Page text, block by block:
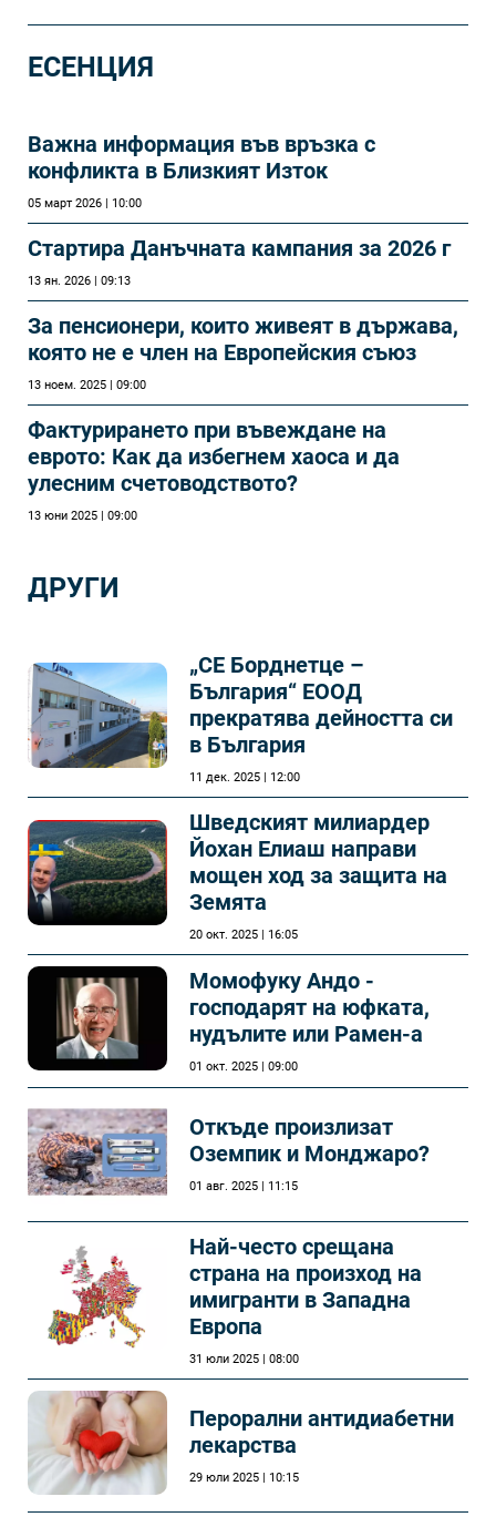
ЕСЕНЦИЯ
Важна информация във връзка с
конфликта в Близкият Изток
05 март 2026 | 10:00
Стартира Данъчната кампания за 2026 г
13 ян. 2026 | 09:13
За пенсионери, които живеят в държава,
която не е член на Европейския съюз
13 ноем. 2025 | 09:00
Фактурирането при въвеждане на
еврото: Как да избегнем хаоса и да
улесним счетоводството?
13 юни 2025 | 09:00
ДРУГИ
„СЕ Борднетце –
България“ ЕООД
прекратява дейността си
в България
11 дек. 2025 | 12:00
Шведският милиардер
Йохан Елиаш направи
мощен ход за защита на
Земята
20 окт. 2025 | 16:05
Момофуку Андо -
господарят на юфката,
нудълите или Рамен-а
01 окт. 2025 | 09:00
Откъде произлизат
Оземпик и Монджаро?
01 авг. 2025 | 11:15
Най-често срещана
страна на произход на
имигранти в Западна
Европа
31 юли 2025 | 08:00
Перорални антидиабетни
лекарства
29 юли 2025 | 10:15